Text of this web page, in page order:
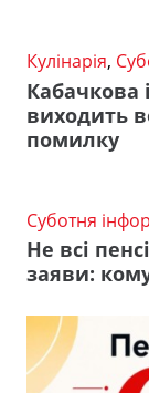
Кулінарія,
Кабачкова
виходить
помилку
Суботня
Не всі
заяви: